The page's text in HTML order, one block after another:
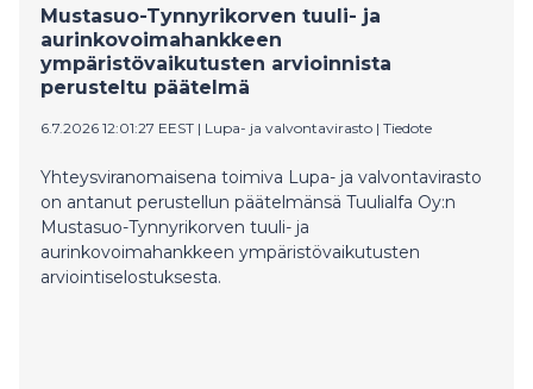
Mustasuo-Tynnyrikorven tuuli- ja
aurinkovoimahankkeen
ympäristövaikutusten arvioinnista
perusteltu päätelmä
6.7.2026 12:01:27 EEST | Lupa- ja valvontavirasto | Tiedote
Yhteysviranomaisena toimiva Lupa- ja valvontavirasto
on antanut perustellun päätelmänsä Tuulialfa Oy:n
Mustasuo-Tynnyrikorven tuuli- ja
aurinkovoimahankkeen ympäristövaikutusten
arviointiselostuksesta.